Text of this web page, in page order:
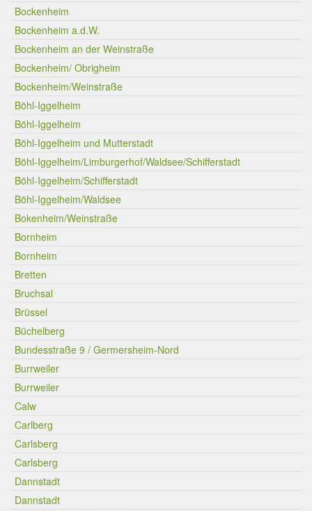
Bockenheim
Bockenheim a.d.W.
Bockenheim an der Weinstraße
Bockenheim/ Obrigheim
Bockenheim/Weinstraße
Böhl-Iggelheim
Böhl-Iggelheim
Böhl-Iggelheim und Mutterstadt
Böhl-Iggelheim/Limburgerhof/Waldsee/Schifferstadt
Böhl-Iggelheim/Schifferstadt
Böhl-Iggelheim/Waldsee
Bokenheim/Weinstraße
Bornheim
Bornheim
Bretten
Bruchsal
Brüssel
Büchelberg
Bundesstraße 9 / Germersheim-Nord
Burrweiler
Burrweiler
Calw
Carlberg
Carlsberg
Carlsberg
Dannstadt
Dannstadt